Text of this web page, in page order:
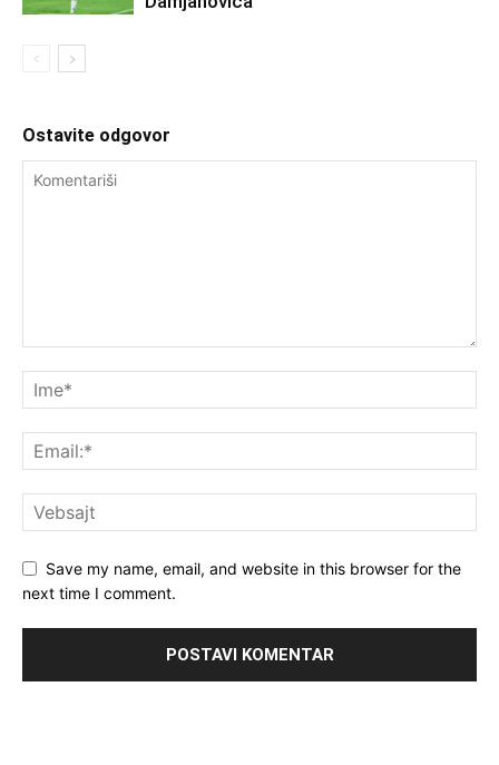
Ostavite odgovor
Save my name, email, and website in this browser for the
next time I comment.